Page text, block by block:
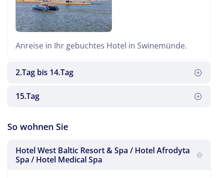
Anreise in Ihr gebuchtes Hotel in Swinemünde.
2.Tag bis 14.Tag
An diesen Tagen geniessen Sie Ihre
15.Tag
vorbei. Gegen Abend erreichen Sie die Heimat.
So wohnen Sie
Hotel West Baltic Resort & Spa / Hotel Afrodyta
Spa / Hotel Medical Spa